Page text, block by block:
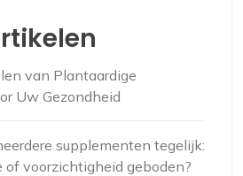
van Plantaardige
Uw Gezondheid
supplementen tegelijk:
of voorzichtigheid geboden?